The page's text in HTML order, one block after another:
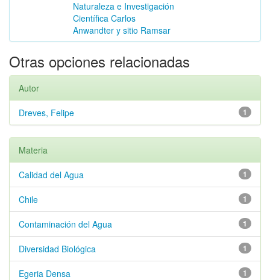
Naturaleza e Investigación
Científica Carlos
Anwandter y sitio Ramsar
Otras opciones relacionadas
Autor
1
Dreves, Felipe
Materia
1
Calidad del Agua
1
Chile
1
Contaminación del Agua
1
Diversidad Biológica
1
Egeria Densa